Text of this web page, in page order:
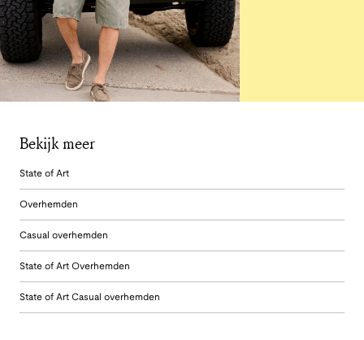
Bekijk meer
State of Art
Overhemden
Casual overhemden
State of Art Overhemden
State of Art Casual overhemden